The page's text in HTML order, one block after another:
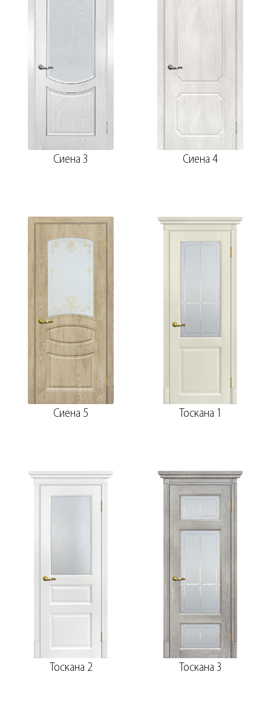
Сиена 3 Сиена 4
Сиена 5 Тоскана 1
Тоскана 2 Тоскана 3